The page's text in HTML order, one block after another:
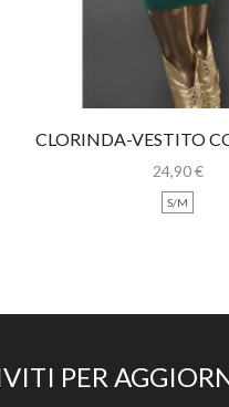
CLORINDA-VESTITO
ORO
24,90€
S/M
PER